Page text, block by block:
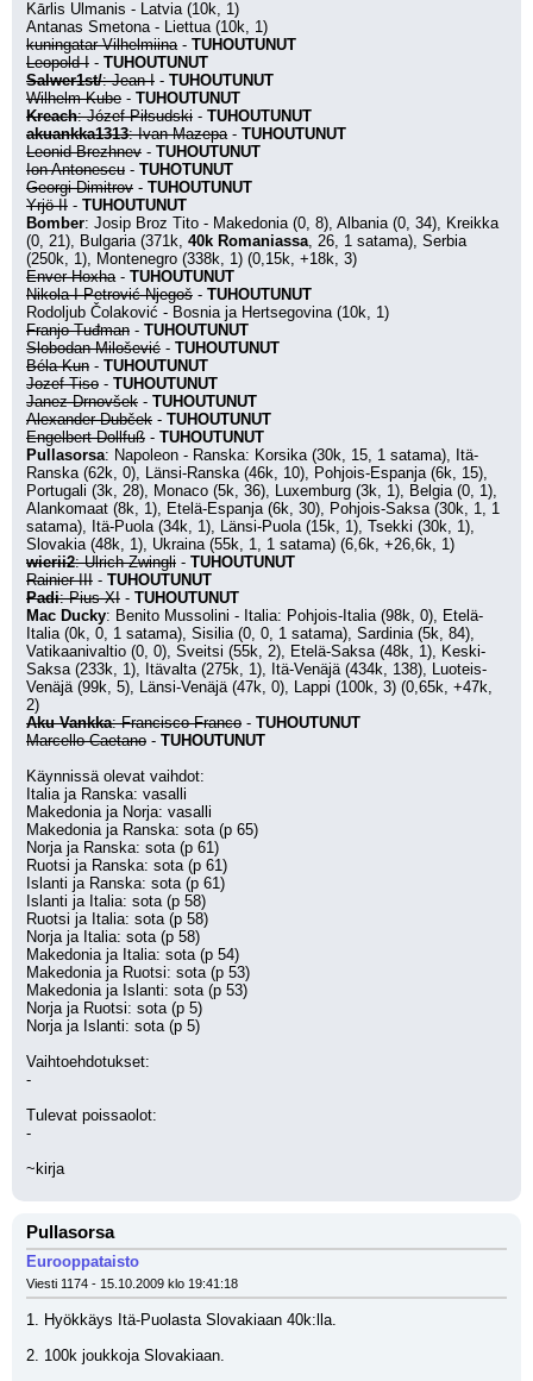
Kārlis Ulmanis - Latvia (10k, 1)
Antanas Smetona - Liettua (10k, 1)
kuningatar Vilhelmiina - TUHOUTUNUT
Leopold I - TUHOUTUNUT
Salwer1st/: Jean I - TUHOUTUNUT
Wilhelm Kube - TUHOUTUNUT
Kreach: Józef Piłsudski - TUHOUTUNUT
akuankka1313: Ivan Mazepa - TUHOUTUNUT
Leonid Brezhnev - TUHOUTUNUT
Ion Antonescu - TUHOTUNUT
Georgi Dimitrov - TUHOUTUNUT
Yrjö II - TUHOUTUNUT
Bomber: Josip Broz Tito - Makedonia (0, 8), Albania (0, 34), Kreikka
(0, 21), Bulgaria (371k, 40k Romaniassa, 26, 1 satama), Serbia
(250k, 1), Montenegro (338k, 1) (0,15k, +18k, 3)
Enver Hoxha - TUHOUTUNUT
Nikola I Petrović-Njegoš - TUHOUTUNUT
Rodoljub Čolaković - Bosnia ja Hertsegovina (10k, 1)
Franjo Tuđman - TUHOUTUNUT
Slobodan Milošević - TUHOUTUNUT
Béla Kun - TUHOUTUNUT
Jozef Tiso - TUHOUTUNUT
Janez Drnovšek - TUHOUTUNUT
Alexander Dubček - TUHOUTUNUT
Engelbert Dollfuß - TUHOUTUNUT
Pullasorsa: Napoleon - Ranska: Korsika (30k, 15, 1 satama), Itä-
Ranska (62k, 0), Länsi-Ranska (46k, 10), Pohjois-Espanja (6k, 15),
Portugali (3k, 28), Monaco (5k, 36), Luxemburg (3k, 1), Belgia (0, 1),
Alankomaat (8k, 1), Etelä-Espanja (6k, 30), Pohjois-Saksa (30k, 1, 1
satama), Itä-Puola (34k, 1), Länsi-Puola (15k, 1), Tsekki (30k, 1),
Slovakia (48k, 1), Ukraina (55k, 1, 1 satama) (6,6k, +26,6k, 1)
wierii2: Ulrich Zwingli - TUHOUTUNUT
Rainier III - TUHOUTUNUT
Padi: Pius XI - TUHOUTUNUT
Mac Ducky: Benito Mussolini - Italia: Pohjois-Italia (98k, 0), Etelä-
Italia (0k, 0, 1 satama), Sisilia (0, 0, 1 satama), Sardinia (5k, 84),
Vatikaanivaltio (0, 0), Sveitsi (55k, 2), Etelä-Saksa (48k, 1), Keski-
Saksa (233k, 1), Itävalta (275k, 1), Itä-Venäjä (434k, 138), Luoteis-
Venäjä (99k, 5), Länsi-Venäjä (47k, 0), Lappi (100k, 3) (0,65k, +47k,
2)
Aku Vankka: Francisco Franco - TUHOUTUNUT
Marcello Caetano - TUHOUTUNUT
Käynnissä olevat vaihdot:
Italia ja Ranska: vasalli
Makedonia ja Norja: vasalli
Makedonia ja Ranska: sota (p 65)
Norja ja Ranska: sota (p 61)
Ruotsi ja Ranska: sota (p 61)
Islanti ja Ranska: sota (p 61)
Islanti ja Italia: sota (p 58)
Ruotsi ja Italia: sota (p 58)
Norja ja Italia: sota (p 58)
Makedonia ja Italia: sota (p 54)
Makedonia ja Ruotsi: sota (p 53)
Makedonia ja Islanti: sota (p 53)
Norja ja Ruotsi: sota (p 5)
Norja ja Islanti: sota (p 5)
Vaihtoehdotukset:
-
Tulevat poissaolot:
-
~kirja
Pullasorsa
Eurooppataisto
Viesti 1174 - 15.10.2009 klo 19:41:18
1. Hyökkäys Itä-Puolasta Slovakiaan 40k:lla.
2. 100k joukkoja Slovakiaan.